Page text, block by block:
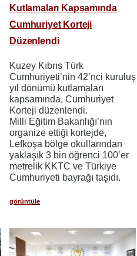
Kutlamaları Kapsamında
Cumhuriyet Korteji
Düzenlendi
Kuzey Kıbrıs Türk
Cumhuriyeti’nin 42’nci kuruluş
yıl dönümü kutlamaları
kapsamında, Cumhuriyet
Korteji düzenlendi.
Milli Eğitim Bakanlığı’nın
organize ettiği kortejde,
Lefkoşa bölge okullarından
yaklaşık 3 bin öğrenci 100’er
metrelik KKTC ve Türkiye
Cumhuriyeti bayrağı taşıdı.
görüntüle